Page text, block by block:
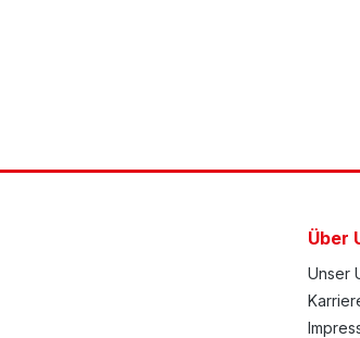
Über
Unser